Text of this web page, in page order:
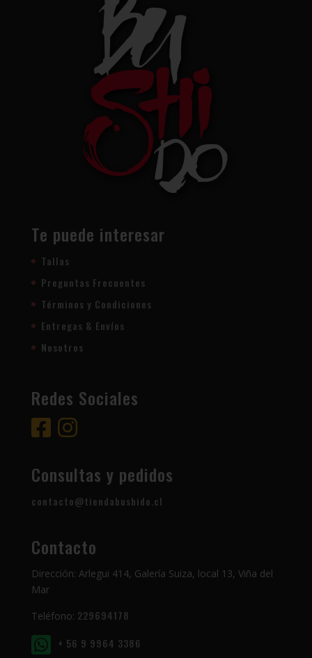
Te puede interesar
Tallas
Preguntas Frecuentes
Términos y Condiciones
Entregas & Envíos
Nosotros
Redes Sociales
Consultas y pedidos
contacto@tiendabushido.cl
Contacto
Dirección: Arlegui 414, Galería Suiza, local 13, Viña del
Mar
Teléfono: 229694178
+ 56 9 9964 3386